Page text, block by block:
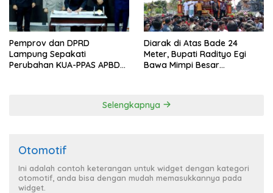
Pemprov dan DPRD
Lampung Sepakati
Perubahan KUA-PPAS APBD
Diarak di Atas Bade 24
Meter, Bupati Radityo Egi
Bawa Mimpi Besar
Selengkapnya
Otomotif
Ini adalah contoh keterangan untuk widget dengan kategori
otomotif, anda bisa dengan mudah memasukkannya pada
widget.